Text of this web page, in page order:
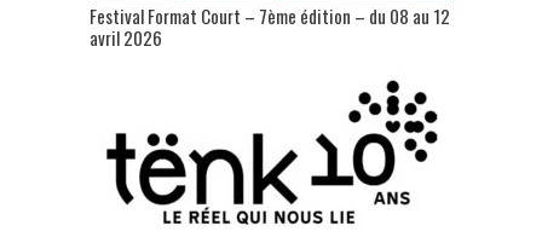
Festival Format Court – 7ème édition – du 08 au 12
avril 2026